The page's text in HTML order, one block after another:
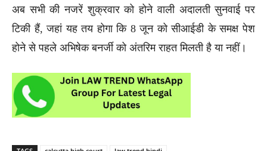
अब सभी की नजरें शुक्रवार को होने वाली अदालती सुनवाई पर
टिकी हैं, जहां यह तय होगा कि 8 जून को सीआईडी के समक्ष पेश
होने से पहले अभिषेक बनर्जी को अंतरिम राहत मिलती है या नहीं।